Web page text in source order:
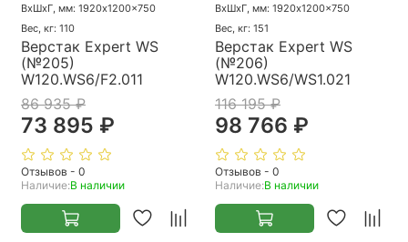
ВхШхГ, мм: 1920x1200x750
Вес, кг: 110
Верстак Expert WS
(№205)
W120.WS6/F2.011
86 935 ₽
73 895 ₽
Отзывов - 0
Наличие:В наличии
ВхШхГ, мм: 1920x1200x750
Вес, кг: 151
Верстак Expert WS
(№206)
W120.WS6/WS1.021
116 195 ₽
98 766 ₽
Отзывов - 0
Наличие:В наличии